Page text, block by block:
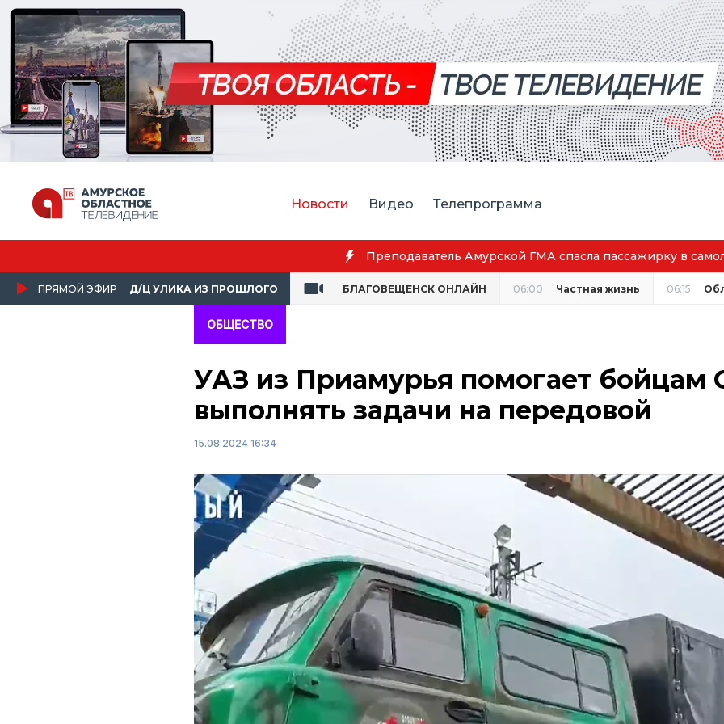
Новости Видео Телепрограмма
Преподаватель Амурской ГМА спасла пассажирку в
ПРЯМОЙ ЭФИР Д/Ц УЛИКА ИЗ ПРОШЛОГО БЛАГОВЕЩЕНСК ОНЛАЙН 06:00 Частная жизнь 06:15
ОБЩЕСТВО
УАЗ из Приамурья помогает бойцам
выполнять задачи на передовой
15.08.2024 16:34